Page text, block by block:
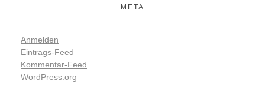
META
Anmelden
Eintrags-Feed
Kommentar-Feed
WordPress.org